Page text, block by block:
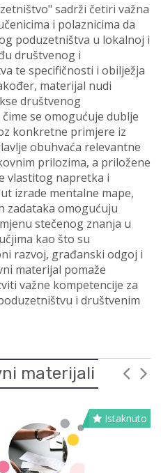
sadrži četiri važna
i polaznicima da
poduzetništva u lokalnoj i
društvenog i
te specifičnosti i obilježja
materijal nudi
društvenog
se omogućuje dublje
konkretne primjere iz
obuhvaća relevantne
prilozima, a priložene
vlastitog napretka i
izrade mentalne mape,
zadataka omogućuju
stečenog znanja u
kao što su
razvoj, građanski odgoj i
materijal pomaže
važne kompetencije za
i društvenim
materijali
Istaknuto